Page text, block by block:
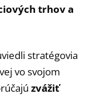
trhov a
stratégovia
vo svojom
zvážiť